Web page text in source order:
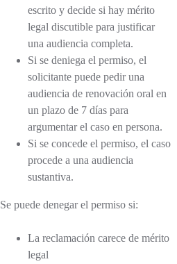
escrito y decide si hay mérito
legal discutible para justificar
una audiencia completa.
Si se deniega el permiso, el
solicitante puede pedir una
audiencia de renovación oral en
un plazo de 7 días para
argumentar el caso en persona.
Si se concede el permiso, el caso
procede a una audiencia
sustantiva.
Se puede denegar el permiso si:
La reclamación carece de mérito
legal